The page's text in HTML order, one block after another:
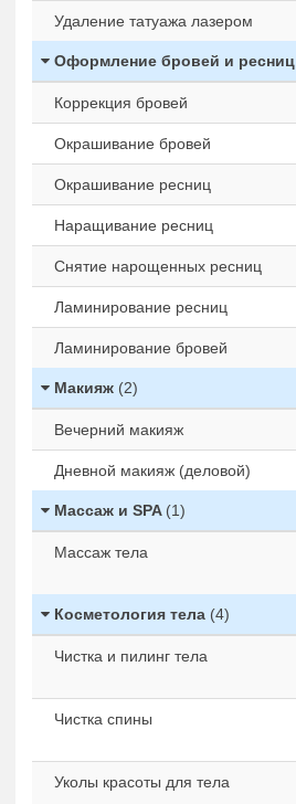
Удаление татуажа лазером
Оформление бровей и ресниц
Коррекция бровей
Окрашивание бровей
Окрашивание ресниц
Наращивание ресниц
Снятие нарощенных ресниц
Ламинирование ресниц
Ламинирование бровей
Макияж (2)
Вечерний макияж
Дневной макияж (деловой)
Массаж и SPA (1)
Массаж тела
Косметология тела (4)
Чистка и пилинг тела
Чистка спины
Уколы красоты для тела